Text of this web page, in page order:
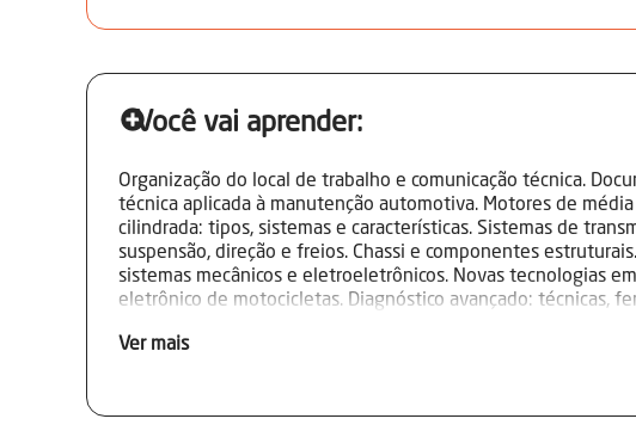
Você vai aprender:
Organização do local de trabalho e comunicação técnica.
técnica aplicada à manutenção automotiva. Motores de
cilindrada: tipos, sistemas e características. Sistemas de
suspensão, direção e freios. Chassi e componentes
sistemas mecânicos e eletroeletrônicos. Novas tecnologias
eletrônico de motocicletas. Diagnóstico avançado: técnicas,
Reparação e substituição de componentes mecânicos e
saúde e meio ambiente aplicadas à manutenção.
Ver mais